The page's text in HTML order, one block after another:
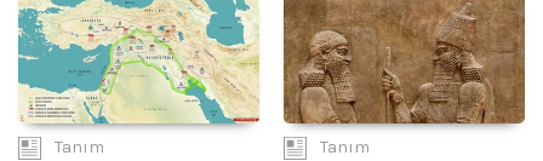
Tanım Tanım